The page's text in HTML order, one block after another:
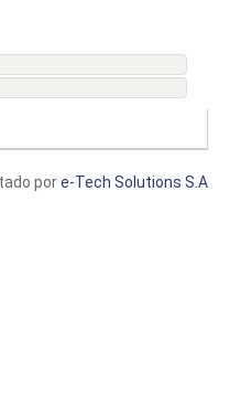
pore-Tech Solutions S.A